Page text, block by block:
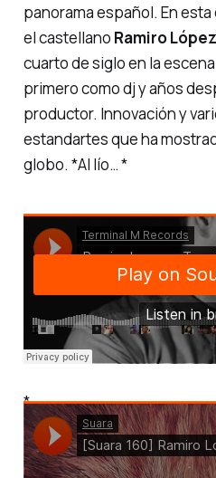
panorama español. En
el castellano Ramiro López
cuarto de siglo en la
primero como dj y años
productor. Innovación y
estandartes que ha
globo. *Al lío… *
*
*
>